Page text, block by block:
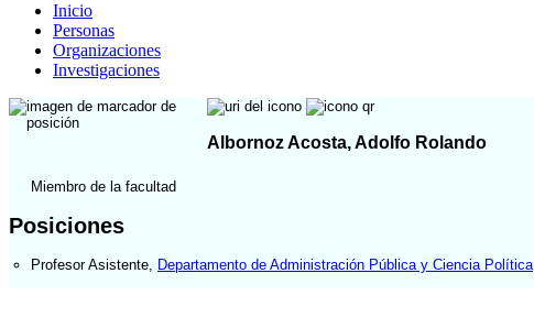
Inicio
Personas
Organizaciones
Investigaciones
Albornoz Acosta, Adolfo Rolando
Miembro de la facultad
Posiciones
Profesor Asistente Departamento de Administración Pública y Ciencia Política